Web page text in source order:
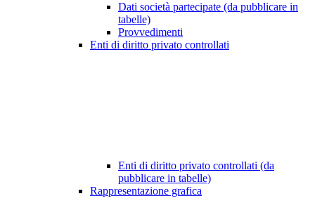
Dati società partecipate (da pubblicare in
tabelle)
Provvedimenti
Enti di diritto privato controllati
Enti di diritto privato controllati (da
pubblicare in tabelle)
Rappresentazione grafica